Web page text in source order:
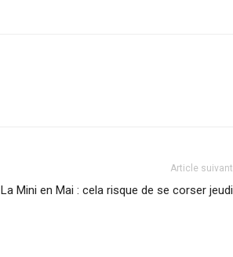
Article suivant
La Mini en Mai : cela risque de se corser jeudi